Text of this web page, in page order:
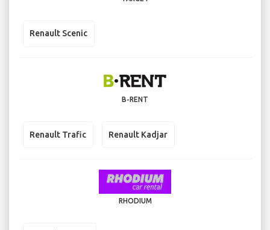
Renault Scenic
B-RENT
Renault Trafic Renault Kadjar
RHODIUM